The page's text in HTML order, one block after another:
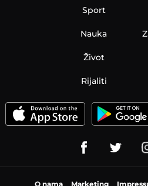
Sport
Nauka
Život
Rijaliti
O nama Marketing